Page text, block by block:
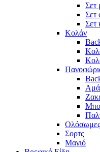
Σετ
Σετ
Σετ
Κολάν
Σορτς
Μαγιό